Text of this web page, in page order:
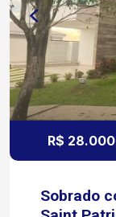
R$
Sobrado